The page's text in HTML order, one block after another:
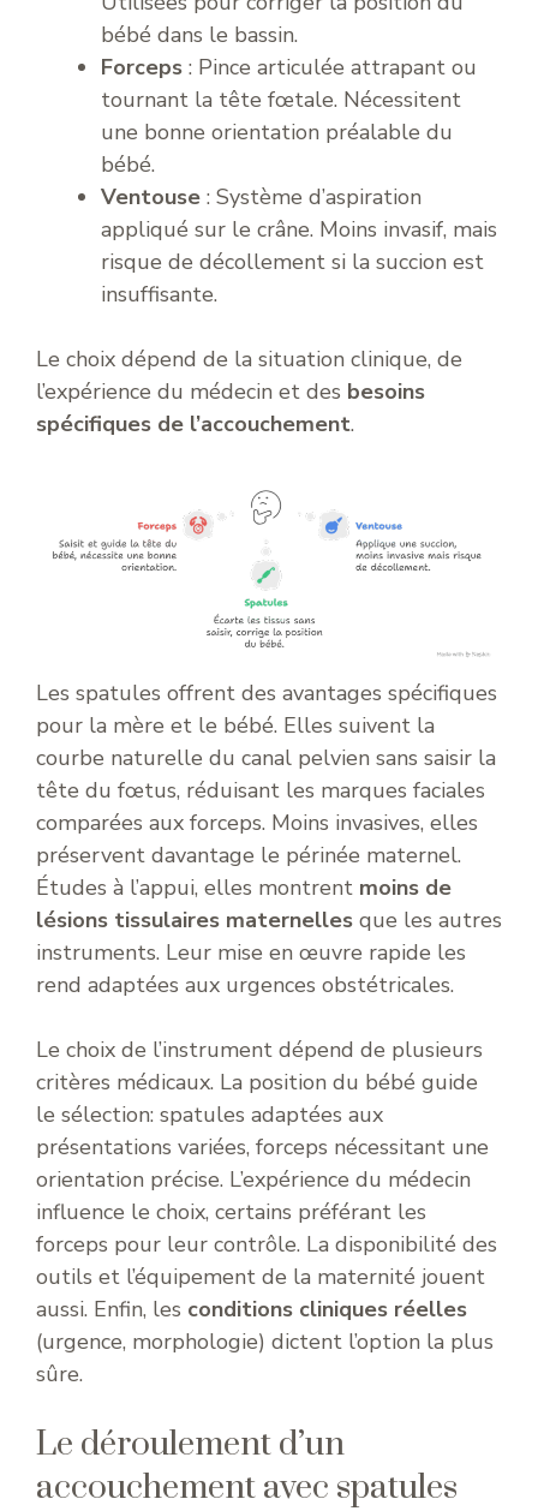
bébé dans le bassin.
Forceps : Pince articulée attrapant ou
tournant la tête fœtale. Nécessitent
une bonne orientation préalable du
bébé.
Ventouse : Système d’aspiration
appliqué sur le crâne. Moins invasif, mais
risque de décollement si la succion est
insuffisante.
Le choix dépend de la situation clinique, de
l’expérience du médecin et des besoins
spécifiques de l’accouchement.
Les spatules offrent des avantages spécifiques
pour la mère et le bébé. Elles suivent la
courbe naturelle du canal pelvien sans saisir la
tête du fœtus, réduisant les marques faciales
comparées aux forceps. Moins invasives, elles
préservent davantage le périnée maternel.
Études à l’appui, elles montrent moins de
lésions tissulaires maternelles que les autres
instruments. Leur mise en œuvre rapide les
rend adaptées aux urgences obstétricales.
Le choix de l’instrument dépend de plusieurs
critères médicaux. La position du bébé guide
le sélection: spatules adaptées aux
présentations variées, forceps nécessitant une
orientation précise. L’expérience du médecin
influence le choix, certains préférant les
forceps pour leur contrôle. La disponibilité des
outils et l’équipement de la maternité jouent
aussi. Enfin, les conditions cliniques réelles
(urgence, morphologie) dictent l’option la plus
sûre.
Le déroulement d’un
accouchement avec spatules